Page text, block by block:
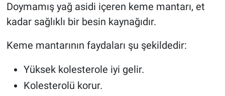
Doymamış yağ asidi içeren keme mantarı, et
kadar sağlıklı bir besin kaynağıdır.
Keme mantarının faydaları şu şekildedir:
Yüksek kolesterole iyi gelir.
Kolesterolü korur.